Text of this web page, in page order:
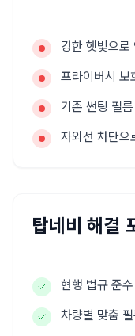
강한 햇빛으로
프라이버시 보
기존 썬팅 필
자외선 차단으
탑네비 해결
현행 법규 준
차량별 맞춤